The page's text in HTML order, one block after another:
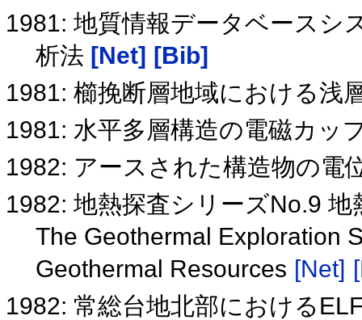
1981: 地質情報データベースシ
析法 [Net] [Bib]
1981: 櫛挽断層地域における浅
1981: 水平多層構造の電磁カッ
1982: アースされた構造物の電
1982: 地熱探査シリーズNo.9
The Geothermal Exploration
Geothermal Resources [Net]
1982: 常総台地北部における